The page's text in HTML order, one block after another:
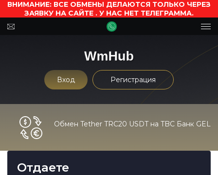
ВНИМАНИЕ: ВСЕ ОБМЕНЫ ДЕЛАЮТСЯ ТОЛЬКО ЧЕРЕЗ
ЗАЯВКУ НА САЙТЕ . У НАС НЕТ ТЕЛЕГРАММА.
Вход Регистрация
Обмен Tether TRC20 USDT на TBC Банк GEL
Отдаете